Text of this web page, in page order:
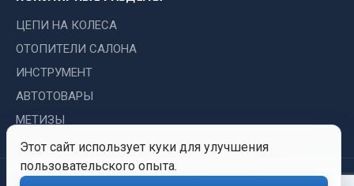
Тормозная система
Двигатель
Подвеска
Этот сайт использует куки для улучшения
пользовательского опыта.
ЦЕПИ НА КОЛЕСА
ОТОПИТЕЛИ САЛОНА
ИНСТРУМЕНТ
АВТОТОВАРЫ
МЕТИЗЫ
© 2026 Иркутский Центр Политика Обработка